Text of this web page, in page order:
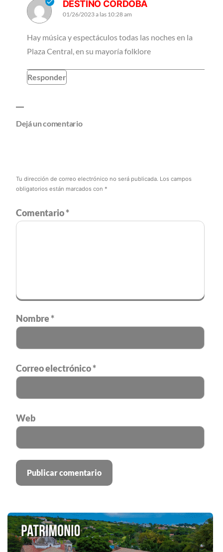
DESTINO CÓRDOBA
01/26/2023 a las 10:28 am
Hay música y espectáculos todas las noches en la
Plaza Central, en su mayoría folklore
Responder
Dejá un comentario
Tu dirección de correo electrónico no será publicada. Los campos
obligatorios están marcados con *
Comentario*
Nombre*
Correo electrónico*
Web